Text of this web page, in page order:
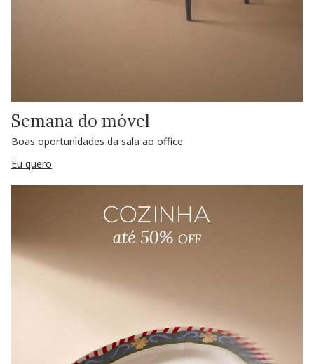
Semana do móvel
Boas oportunidades da sala ao office
Eu quero